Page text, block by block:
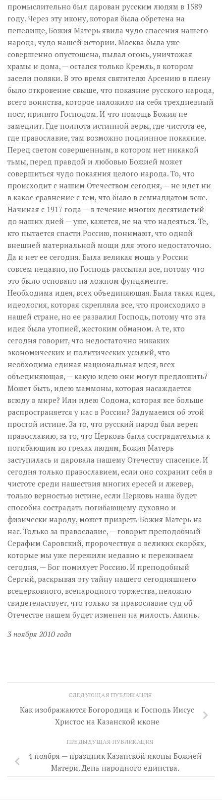
промыслительно был дарован русским людям в 1589
году. Через эту икону, которая была обретена на
пепелище, Божия Матерь явила чудо спасения нашего
народа, чудо нашей истории. Москва была уже
совершенно опустошена, пылал огонь, уничтожая
храмы и дома, — остался только Кремль, в котором
засели поляки. В это время святителю Арсению в плену
было откровение свыше, что покаяние русского народа,
всего воинства, которое наложило на себя трехдневный
пост, принято Господом. И что помощь Божия не
замедлит. Где полнота истинной веры, где чистота ее,
где православие, там возможно подлинное покаяние.
Перед светом совершенным, в котором нет никакой
тьмы, перед правдой и любовью Божией может
совершиться чудо покаяния целого народа. То, что
происходит с нашим Отечеством сегодня, — не идет ни
в какое сравнение с тем, что было в семнадцатом веке.
Начиная с 1917 года — в течение многих десятилетий
до наших дней — уже, кажется, не на что надеяться. Те,
кто пытается спасти Россию, понимают, что одной
внешней материальной мощи для этого недостаточно.
Да и нет ее сегодня. Была великая мощь у России
совсем недавно, но Господь рассыпал все, потому что
это было основано на ложном фундаменте.
Необходима идея, всех объединяющая. Была такая идея,
идеология, которая скрепляла все, что происходило в
нашей стране, но ее развалил Господь, потому что эта
идея была утопией, жестоким обманом. А те, кто
сегодня говорит, что недостаточно никаких
экономических и политических усилий, что
необходима единая национальная идея, всех
объединяющая, — какую идею они могут предложить?
Может быть, идею маммоны, которая насаждается
всюду в мире? Или идею Содома, которая все больше
распространяется у нас в России? Задумаемся об этой
простой истине. За то, что русский народ был верен
православию, за то, что Церковь была сострадательна к
погибающим во грехах людям, Божия Матерь
заступилась и даровала нашему Отечеству спасение. И
сегодня только православием, если оно сохранит себя в
чистоте среди нашествия многих ересей и лжевер,
только верностью истине, если Церковь наша будет
способна сострадать погибающему духовно и
физически народу, может призреть Божия Матерь на
нас. Только за православие, — говорит преподобный
Серафим Саровский, пророчествуя о великих скорбях,
которые мы уже пережили недавно и переживаем
сегодня, — Бог помилует Россию. И преподобный
Сергий, раскрывая эту тайну нашего сегодняшнего
всецерковного, всенародного торжества, неложно
свидетельствует, что только за православие суд об
Отечестве нашем будет изменен на милость. Аминь.
3 ноября 2010 года
СЛЕДУЮЩАЯ ПУБЛИКАЦИЯ
Как изображаются Богородица и Господь Иисус
Христос на Казанской иконе
ПРЕДЫДУЩАЯ ПУБЛИКАЦИЯ
4 ноября — праздник Казанской иконы Божией
Матери. День народного единства.